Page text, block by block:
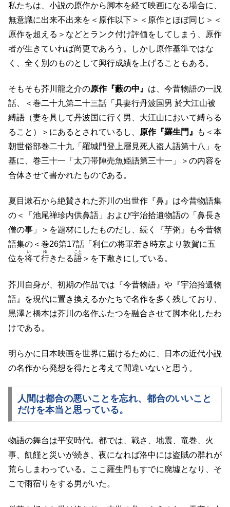
私たちは、小説の原作から脚本を経て映画になる場合に、
無意識に出来不出来を＜原作以下＞＜原作とほぼ同じ＞＜
原作を超える＞などとランク付け評価をしてしまう、原作
者が生きていれば尚更であろう。しかし原作基準ではな
く、全く別のものとして興行成績を上げることもある。
そもそも芥川龍之介の原作『藪の中』 は、今昔物語の一説
話、＜巻二十九第二十三話「具妻行丹波国男 於大江山被
縛語（妻を具して丹波国に行く男、大江山において縛らる
ること）＞にあるとされているし、
原作『羅生門』
も＜本
朝世俗部巻二十九「羅城門登上層見死人盗人語第十八」を
基に、巻三十一「太刀帯陣売魚姫語第三十一」＞の内容を
合体させて書かれたものである。
夏目漱石から絶賛された芥川の出世作『鼻』は今昔物語集
の＜「池尾禅珍内供鼻語」および宇治拾遺物語の「鼻長き
僧の事」＞を題材にしたものだし、続く『芋粥』も今昔物
語集の＜巻26第17話「利仁の将軍若き時京より敦賀に五
位を将
い
て行
ゆ
きたる語
こと
＞を下敷きにしている。
芥川自身が、初期の作品では『今昔物語』や『宇治拾遺物
語』を現代に置き換えるかたちで名作を多く残しており、
黒澤と橋本は芥川の名作ふたつを融合させて脚本化したわ
けである。
明らかに日本映画を世界に届けるために、日本の近代小説
の名作から発想を得たと考えて間違いないと思う。
人間は都合の悪いことを忘れ、都合のいいこと
だけを本当と思っている。
物語の舞台は平安時代。都では、戦さ、地震、竜巻、火
事、飢饉と災いが続き、夜になれば洛中には盗賊の群れが
荒らしまわっている。ここ羅生門もすでに廃墟となり、そ
こで雨宿りをする男がいた。